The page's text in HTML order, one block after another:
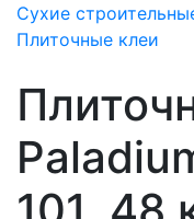
Сухие
Плиточные клеи